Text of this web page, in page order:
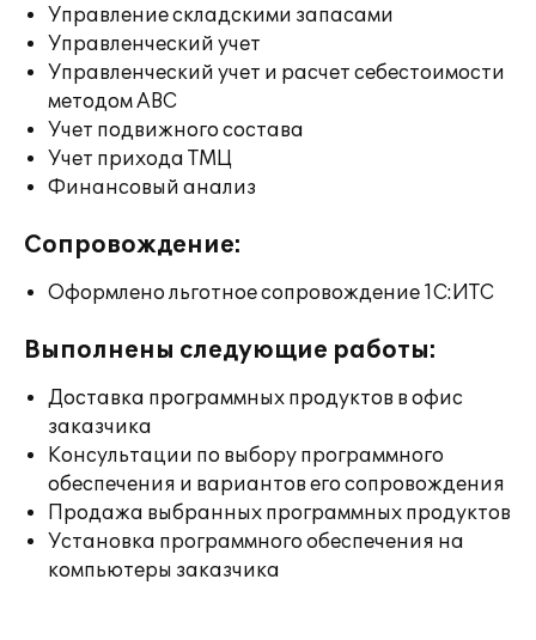
Управление складскими запасами
Управленческий учет
Управленческий учет и расчет себестоимости
методом ABC
Учет подвижного состава
Учет прихода ТМЦ
Финансовый анализ
Сопровождение:
Оформлено льготное сопровождение 1С:ИТС
Выполнены следующие работы:
Доставка программных продуктов в офис
заказчика
Консультации по выбору программного
обеспечения и вариантов его сопровождения
Продажа выбранных программных продуктов
Установка программного обеспечения на
компьютеры заказчика